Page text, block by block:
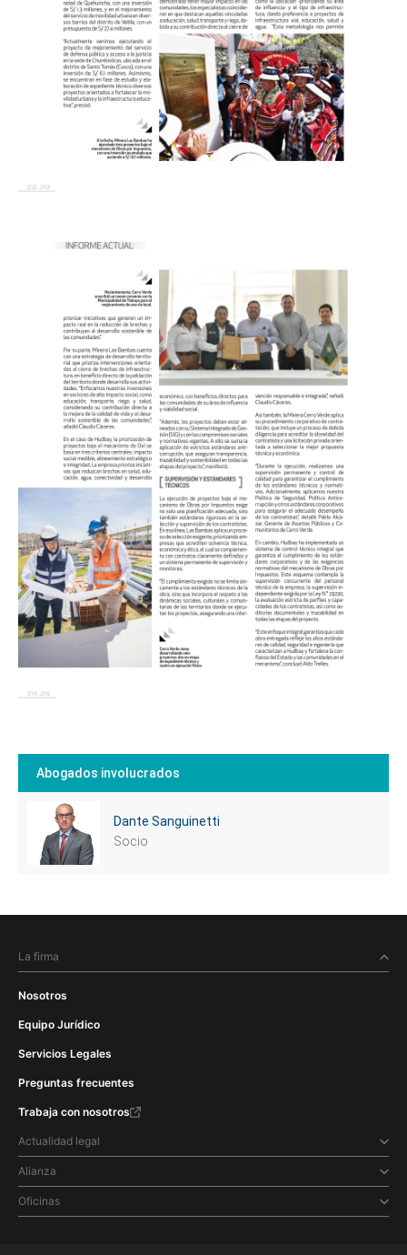
Abogados involucrados
Dante Sanguinetti
Socio
La firma
Nosotros
Equipo Jurídico
Servicios Legales
Preguntas frecuentes
Trabaja con nosotros
Actualidad legal
Alianza
Oficinas